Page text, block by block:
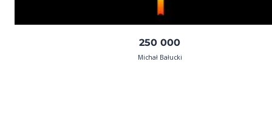
250 000
Michał Bałucki